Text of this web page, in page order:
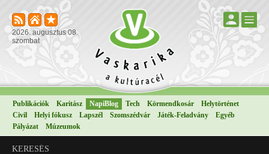
2026. augusztus 08.
szombat
Publikációk Karitász NapiBlog Tech Körmendkosár
Helytörténet
Civil
Helyi fókusz Lapszél Szomszédvár Játék-Feladvány
Egyéb
Pályázat
Múzeumok
KERESÉS